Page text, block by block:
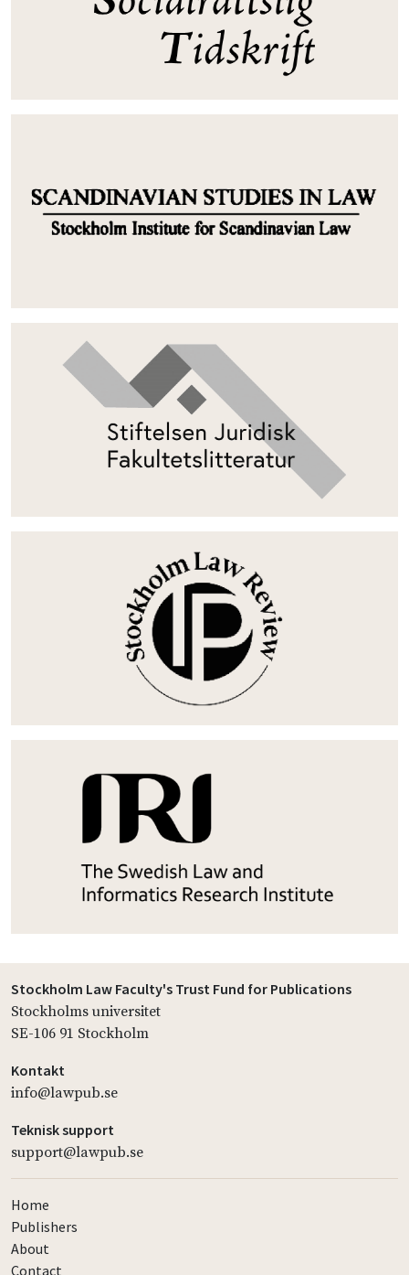
Stockholm Law Faculty's Trust Fund for Publications
Stockholms universitet
SE-106 91 Stockholm
Kontakt
info@lawpub.se
Teknisk support
support@lawpub.se
Home
Publishers
About
Contact